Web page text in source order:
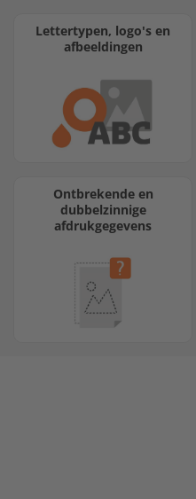
Lettertypen, logo's en
afbeeldingen
Ontbrekende en
dubbelzinnige
afdrukgegevens